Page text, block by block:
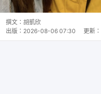
撰文： 胡凱欣
出版： 2026-08-06 07:30 更新：